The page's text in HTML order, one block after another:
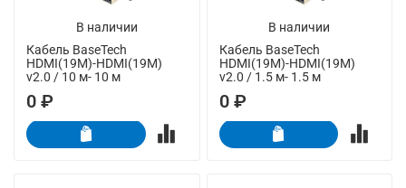
В наличии
Кабель BaseTech
HDMI(19M)-HDMI(19M)
v2.0 / 10 м- 10 м
0 ₽
В наличии
Кабель BaseTech
HDMI(19M)-HDMI(19M)
v2.0 / 1.5 м- 1.5 м
0 ₽